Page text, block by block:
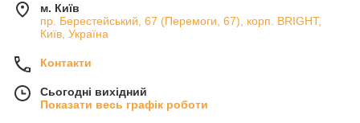
м. Київ
пр. Берестейський, 67 (Перемоги, 67), корп. ВRIGHT,
Київ, Україна
Контакти
Сьогодні вихідний
Показати весь графік роботи